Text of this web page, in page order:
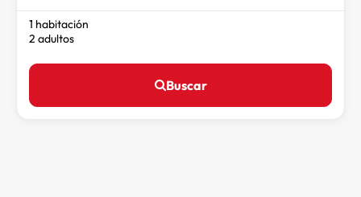
1 habitación
2 adultos
Buscar